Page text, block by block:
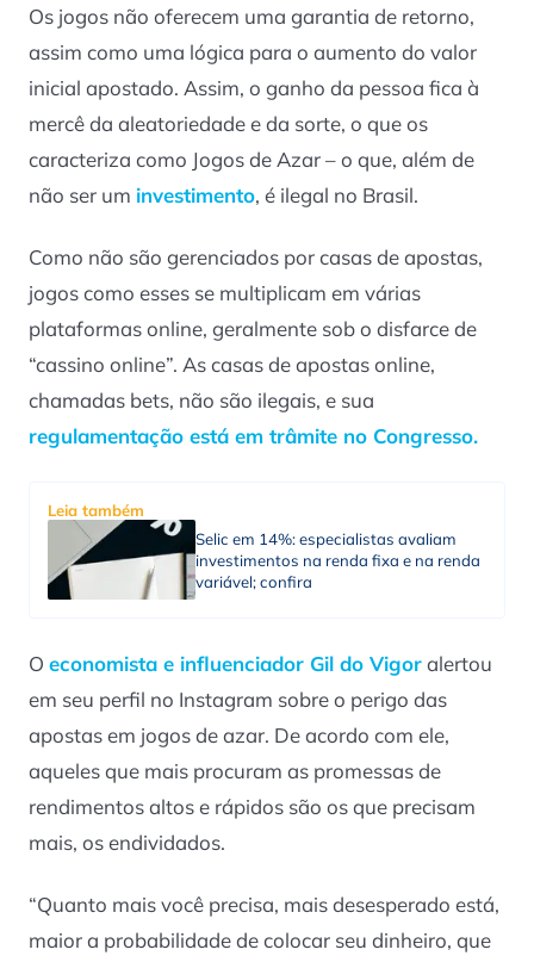
Os jogos não oferecem uma garantia de retorno,
assim como uma lógica para o aumento do valor
inicial apostado. Assim, o ganho da pessoa fica à
mercê da aleatoriedade e da sorte, o que os
caracteriza como Jogos de Azar – o que, além de
não ser um investimento, é ilegal no Brasil.
Como não são gerenciados por casas de apostas,
jogos como esses se multiplicam em várias
plataformas online, geralmente sob o disfarce de
“cassino online”. As casas de apostas online,
chamadas bets, não são ilegais, e sua
regulamentação está em trâmite no Congresso.
Leia também
Selic em 14%: especialistas avaliam
investimentos na renda fixa e na renda
variável; confira
O economista e influenciador Gil do Vigoralertou
em seu perfil no Instagram sobre o perigo das
apostas em jogos de azar. De acordo com ele,
aqueles que mais procuram as promessas de
rendimentos altos e rápidos são os que precisam
mais, os endividados.
“Quanto mais você precisa, mais desesperado está,
maior a probabilidade de colocar seu dinheiro, que